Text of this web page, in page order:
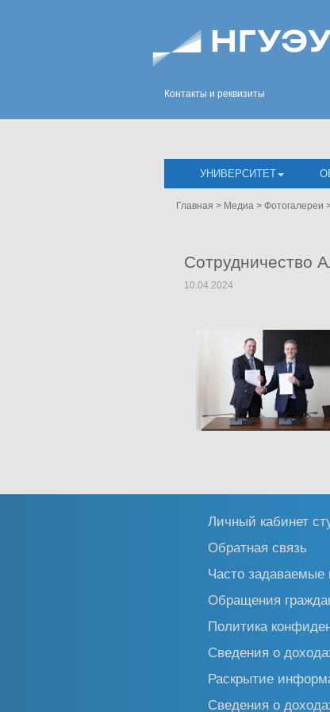
Контакты и реквизиты
УНИВЕРСИТЕТ
Главная > Медиа > Фотогалереи
Сотрудничество
10.04.2024
Личный кабинет
Обратная связь
Часто задаваемые
Обращения
Политика
Сведения о
Раскрытие
Сведения о